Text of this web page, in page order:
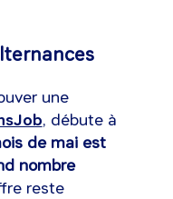
une
, débute à
de mai est
nombre
reste